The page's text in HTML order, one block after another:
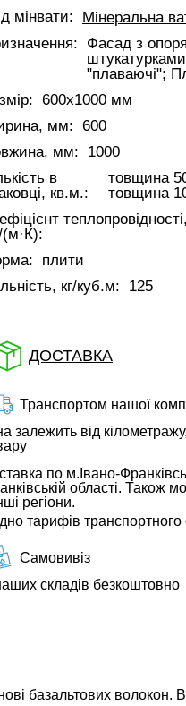
мінвати:
Мінеральна
Фасад з
"плаваючі";
600x1000 мм
мм: 600
мм:
1000
в
кв.м.:
товщина
товщина
теплопровідності,
(м·К):
плити
кг/куб.м:
125
ДОСТАВКА
Транспортом нашої
залежить від
по м.Івано-
області. Також
регіони.
тарифів
Самовивіз
складів безкоштовно
базальтових волокон.